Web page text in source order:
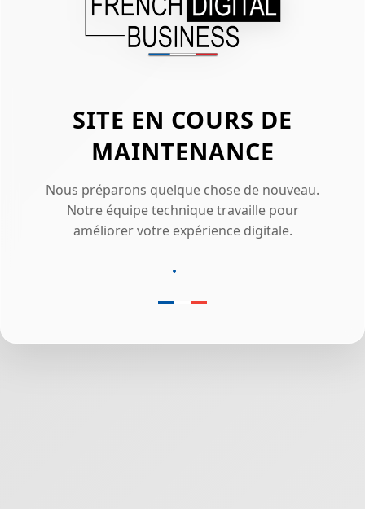
SITE EN COURS DE
MAINTENANCE
Nous préparons quelque chose de nouveau.
Notre équipe technique travaille pour
améliorer votre expérience digitale.